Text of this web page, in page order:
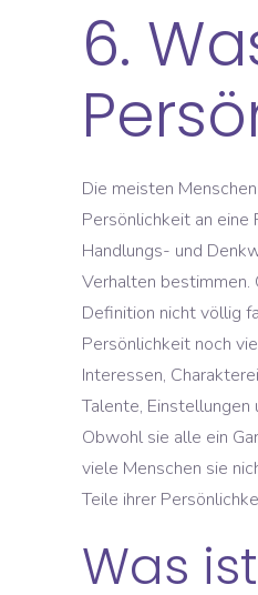
6.
Die meisten
Persönlichkeit an eine
Handlungs- und
Verhalten bestimmen.
Definition nicht völlig
Persönlichkeit noch
Interessen,
Talente, Einstellungen
Obwohl sie alle ein
viele Menschen sie
Teile ihrer
Was ist